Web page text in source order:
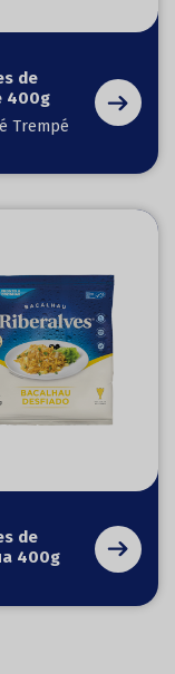
de
400g
Trempé
de
400g